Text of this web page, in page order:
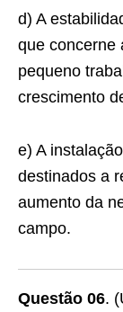
d) A
que concerne
pequeno
crescimento
e) A
destinados a
aumento da
campo.
Questão 06.